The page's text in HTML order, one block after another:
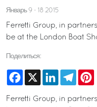
Январь 9 - 18 2015
Ferretti Group, in
be at the London Boat
Поделиться:
Facebook
X LinkedIn
Ferretti Group, in